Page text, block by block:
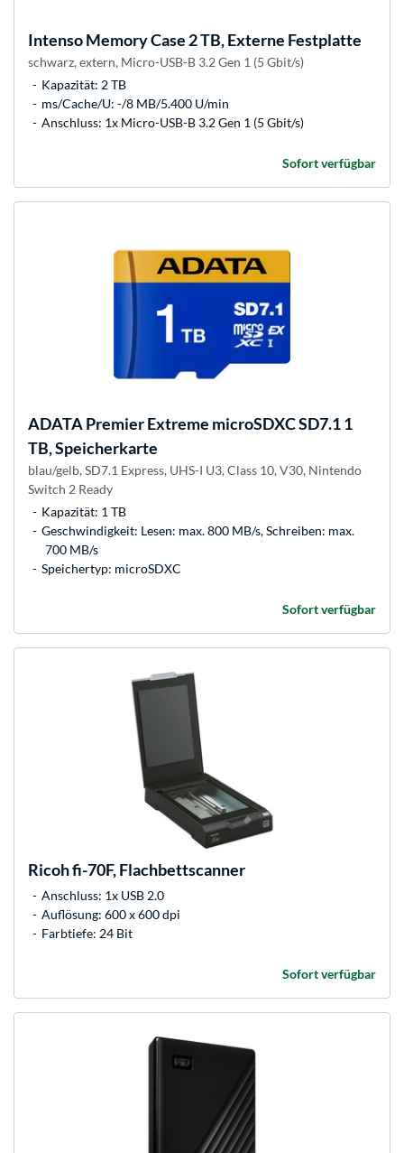
IntensoMemory Case 2 TB, Externe Festplatte
schwarz, extern, Micro-USB-B 3.2 Gen 1 (5 Gbit/s)
Kapazität: 2 TB
ms/Cache/U: -/8 MB/5.400 U/min
Anschluss: 1x Micro-USB-B 3.2 Gen 1 (5 Gbit/s)
Sofort verfügbar
ADATAPremier Extreme microSDXC SD7.1 1
TB, Speicherkarte
blau/gelb, SD7.1 Express, UHS-I U3, Class 10, V30, Nintendo
Switch 2 Ready
Kapazität: 1 TB
Geschwindigkeit: Lesen: max. 800 MB/s, Schreiben: max.
700 MB/s
Speichertyp: microSDXC
Sofort verfügbar
Ricohfi-70F, Flachbettscanner
Anschluss: 1x USB 2.0
Auflösung: 600 x 600 dpi
Farbtiefe: 24 Bit
Sofort verfügbar